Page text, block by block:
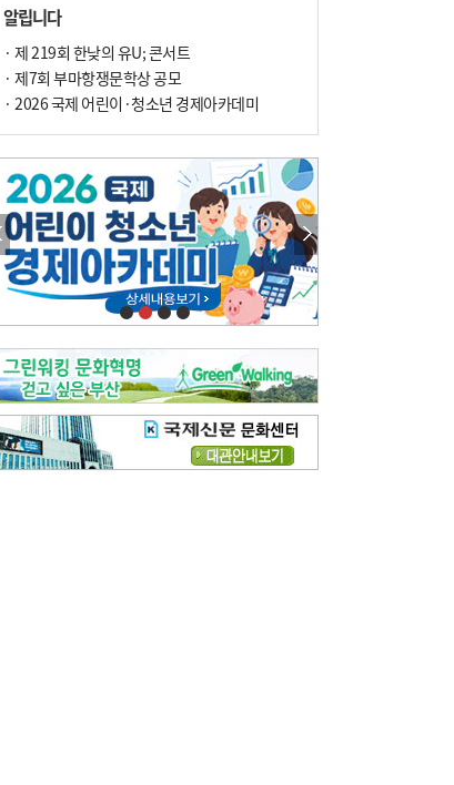
알립니다
· 제 219회 한낮의 유U; 콘서트
· 제7회 부마항쟁문학상 공모
· 2026 국제 어린이·청소년 경제아카데미